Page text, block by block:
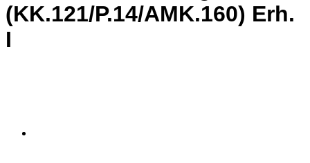
(KK.121/P.14/AMK.160) Erh.
I